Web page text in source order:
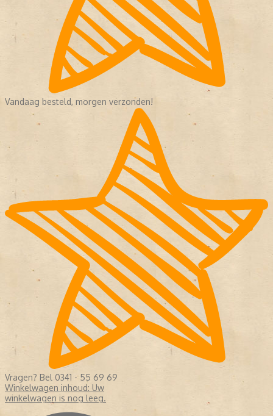
Vandaag besteld, morgen verzonden!
Vragen? Bel 0341 - 55 69 69
Winkelwagen inhoud: Uw
winkelwagen is nog leeg.